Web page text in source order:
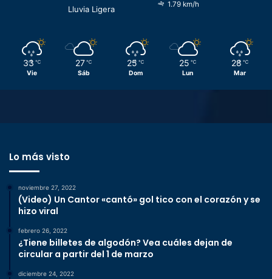
Lluvia Ligera
1.79 km/h
33 ℃
Vie
27 ℃
Sáb
25 ℃
Dom
25 ℃
Lun
28 ℃
Mar
Lo más visto
noviembre 27, 2022
(Video) Un Cantor «cantó» gol tico con el corazón y se
hizo viral
febrero 26, 2022
¿Tiene billetes de algodón? Vea cuáles dejan de
circular a partir del 1 de marzo
diciembre 24, 2022